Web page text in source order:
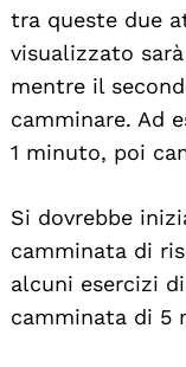
tra queste due
visualizzato
mentre il
camminare. Ad
1 minuto, poi
Si dovrebbe
camminata di
alcuni esercizi
camminata di 5